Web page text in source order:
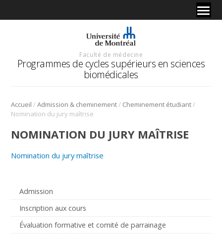
Faculté de médecine
Programmes de cycles supérieurs en sciences
biomédicales
Accueil /Admission & cheminement/ Cheminement étudiant/
Nomination du jury maîtrise
Admission
Inscription aux cours
Évaluation formative et comité de parrainage
NOMINATION DU JURY MAÎTRISE
Nomination du jury maîtrise